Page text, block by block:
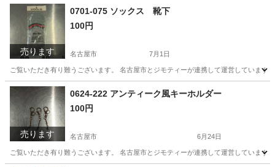
愛知 名古屋市
売ります
0701-075 ソックス 靴下
100円
名古屋市 7月1日
ご覧いただき有り難うございます。 名古屋市とジモティーが連携して運営してい
愛知 名古屋市
売ります
0624-222 アンティーク風キーホルダー
100円
名古屋市 6月24日
ご覧いただき有り難うございます。 名古屋市とジモティーが連携して運営してい